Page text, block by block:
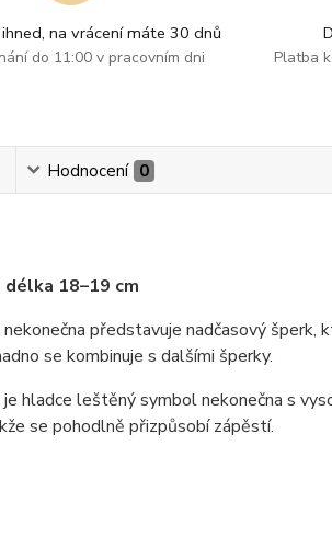
na vrácení máte 30 dnů
do 11:00 v pracovním dni Platba
Hodnocení 0
18–19 cm
představuje nadčasový
se kombinuje s dalšími šperky.
hladce leštěný symbol nekonečna s
se pohodlně přizpůsobí zápěstí.